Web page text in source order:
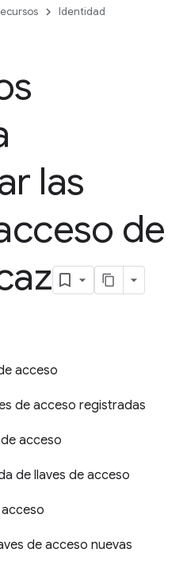
Identidad
las
de
acceso
de acceso registradas
acceso
de llaves de acceso
de acceso nuevas